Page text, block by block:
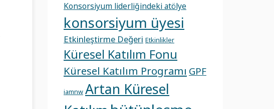
Konsorsiyum liderliğindeki atölye
konsorsiyum üyesi
Etkinleştirme Değeri Etkinlikler
Küresel Katılım Fonu
Küresel Katılım Programı GPF
iamnw Artan Küresel